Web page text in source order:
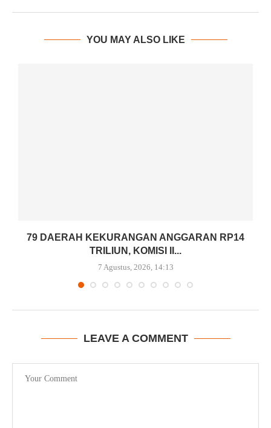
YOU MAY ALSO LIKE
79 DAERAH KEKURANGAN ANGGARAN RP14
TRILIUN, KOMISI II...
7 Agustus, 2026, 14:13
LEAVE A COMMENT